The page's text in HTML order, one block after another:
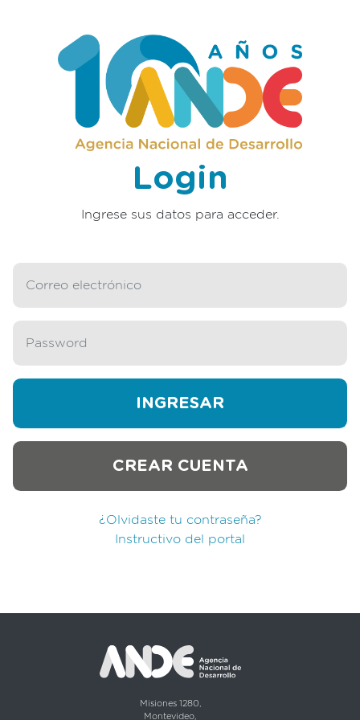
Login
Ingrese sus datos para acceder.
CREAR CUENTA
¿Olvidaste tu contraseña?
Instructivo del portal
Misiones 1280,
Montevideo,